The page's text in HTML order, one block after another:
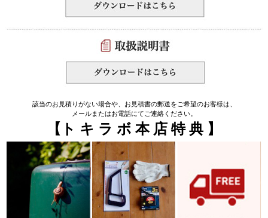
該当のお見積りがない場合や、お見積書の郵送をご希望のお客様は、
メールまたはお電話にてご連絡ください。
【ト キ ラ ボ 本 店 特 典 】